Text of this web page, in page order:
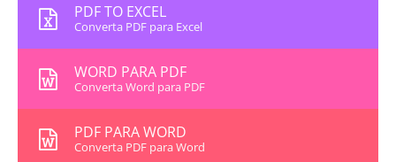
PDF TO EXCEL
Converta PDF para Excel
WORD PARA PDF
Converta Word para PDF
PDF PARA WORD
Converta PDF para Word